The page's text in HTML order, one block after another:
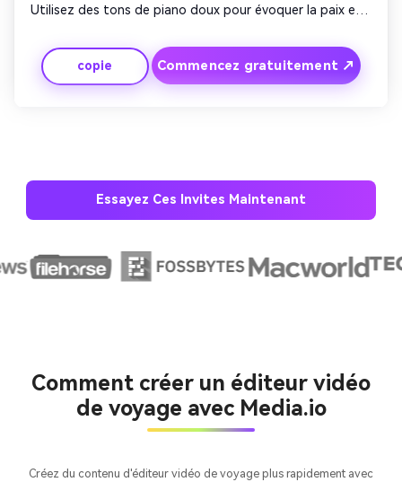
Utilisez des tons de piano doux pour évoquer la paix et
cartes ouvertes et couchers de soleil à travers les
fenêtres des avions. Le résultat devrait être poétique et
nostalgique, idéal pour les montages sociaux.
copie Commencez gratuitement ↗
Essayez Ces Invites Maintenant
Comment créer un éditeur vidéo
de voyage avec Media.io
Créez du contenu d'éditeur vidéo de voyage plus rapidement avec
gratuit!
Créer Gratuitement
→